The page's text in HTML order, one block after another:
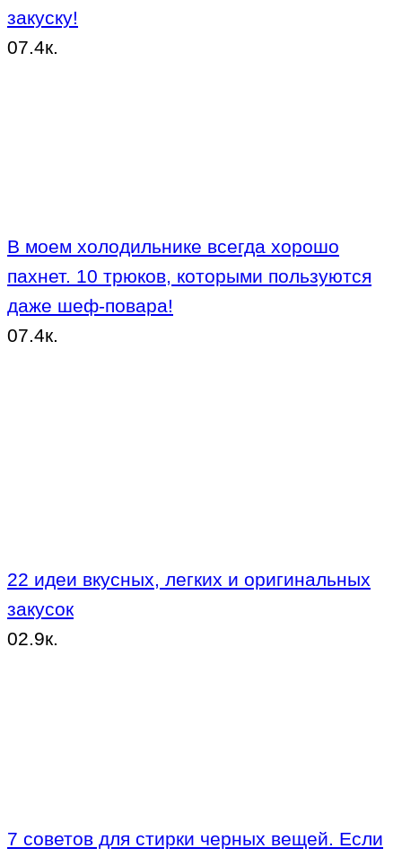
закуску!
07.4к.
В моем холодильнике всегда хорошо
пахнет. 10 трюков, которыми пользуются
даже шеф-повара!
07.4к.
22 идеи вкусных, легких и оригинальных
закусок
02.9к.
7 советов для стирки черных вещей. Если